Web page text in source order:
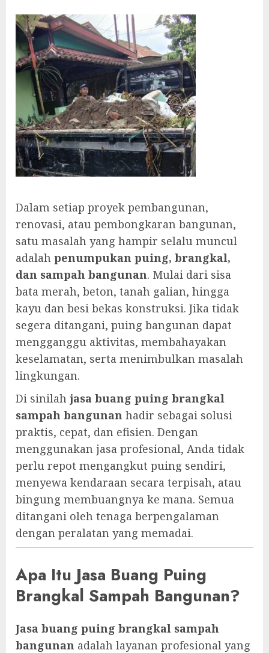
Dalam setiap proyek pembangunan,
renovasi, atau pembongkaran bangunan,
satu masalah yang hampir selalu muncul
adalah penumpukan puing, brangkal,
dan sampah bangunan. Mulai dari sisa
bata merah, beton, tanah galian, hingga
kayu dan besi bekas konstruksi. Jika tidak
segera ditangani, puing bangunan dapat
mengganggu aktivitas, membahayakan
keselamatan, serta menimbulkan masalah
lingkungan.
Di sinilah jasa buang puing brangkal
sampah bangunan hadir sebagai solusi
praktis, cepat, dan efisien. Dengan
menggunakan jasa profesional, Anda tidak
perlu repot mengangkut puing sendiri,
menyewa kendaraan secara terpisah, atau
bingung membuangnya ke mana. Semua
ditangani oleh tenaga berpengalaman
dengan peralatan yang memadai.
Apa Itu Jasa Buang Puing
Brangkal Sampah Bangunan?
Jasa buang puing brangkal sampah
bangunan adalah layanan profesional yang